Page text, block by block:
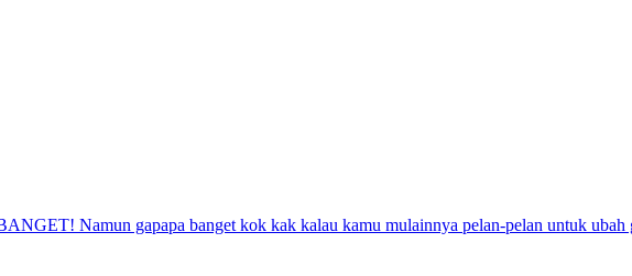
Namun gapapa banget kok kak kalau kamu mulainnya pelan-pelan untuk ubah